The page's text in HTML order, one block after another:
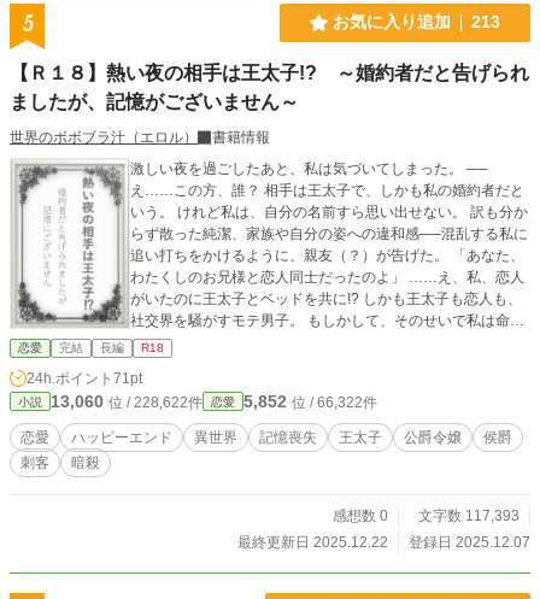
番外編を更新して参ります！ よろしくお願いします。
5 お気に入り追加 213
【Ｒ１８】熱い夜の相手は王太子!? ～婚約者だと告げられ
ましたが、記憶がございません～
世界のボボブラ汁（エロル）
書籍情報
激しい夜を過ごしたあと、私は気づいてしまった。 ──
え……この方、誰？ 相手は王太子で、しかも私の婚約者だと
いう。 けれど私は、自分の名前すら思い出せない。 訳も分か
らず散った純潔、家族や自分の姿への違和感──混乱する私に
追い打ちをかけるように、親友（？）が告げた。 「あなた、
わたくしのお兄様と恋人同士だったのよ」 ……え、私、恋人
がいたのに王太子とベッドを共に!? しかも王太子も恋人も、
社交界を騒がすモテ男子。 もしかして、そのせいで私は命を
狙われている？ 公爵令嬢ベアトリス（？）が記憶を取り戻し
た先に待つのは── 愛か、陰謀か、それとも破滅か。 全米が
ハラハラする宮廷恋愛ストーリー……になっていてほしいで
すね！ ※本作品はＲ１８表現があります、ご注意ください。
恋愛 完結 長編 R18
24h.ポイント 71pt
小説 13,060 位 / 228,622件 恋愛 5,852 位 / 66,322件
恋愛 ハッピーエンド 異世界 記憶喪失 王太子 公爵令嬢
侯爵
刺客
暗殺
感想数 0
文字数 117,393
最終更新日 2025.12.22
登録日 2025.12.07